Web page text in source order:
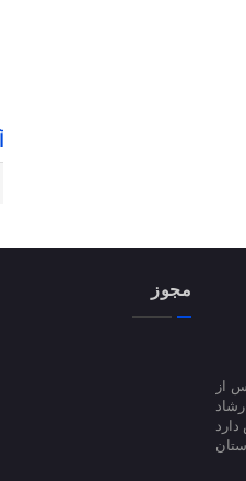
و پس از
ارشاد
تلاش دارد
مجوز